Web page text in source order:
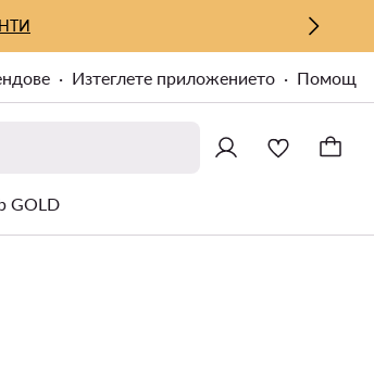
Изтеглете приложението Помощ
GOLD